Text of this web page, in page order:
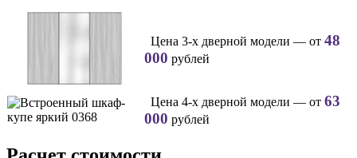
Цена 3-х дверной модели — от 48
000 рублей
Цена 4-х дверной модели — от 63
000 рублей